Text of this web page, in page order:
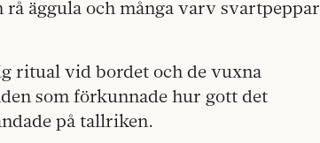
äggula och många varv svartpeppar
ritual vid bordet och de vuxna
som förkunnade hur gott det
på tallriken.